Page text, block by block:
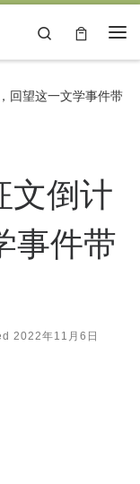
Search
回望这一文学事件带
文倒计
事件带
2022年11月6日